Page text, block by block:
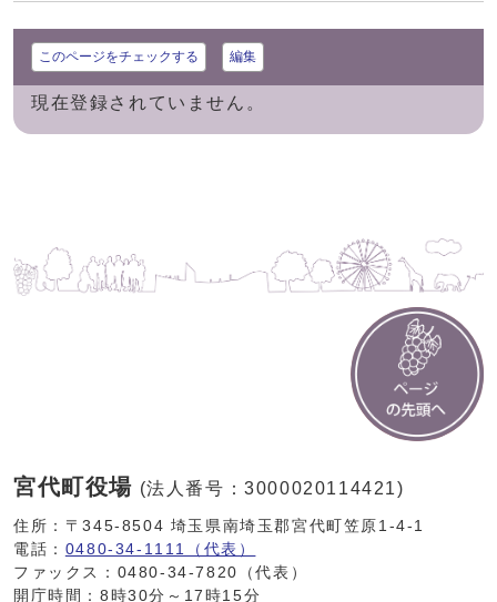
このページをチェックする 編集
現在登録されていません。
宮代町役場 (法人番号：3000020114421)
住所：〒345-8504 埼玉県南埼玉郡宮代町笠原1-4-1
電話： 0480-34-1111（代表）
ファックス：0480-34-7820（代表）
開庁時間：8時30分～17時15分